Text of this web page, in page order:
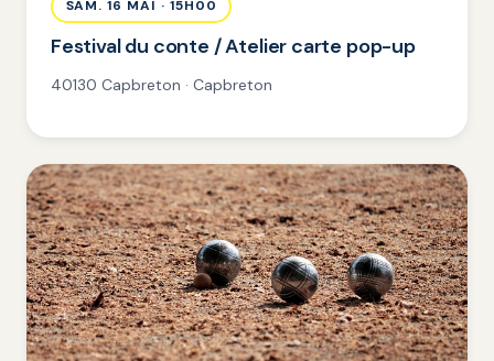
SAM. 16 MAI · 15H00
Festival du conte / Atelier carte pop-up
40130 Capbreton · Capbreton